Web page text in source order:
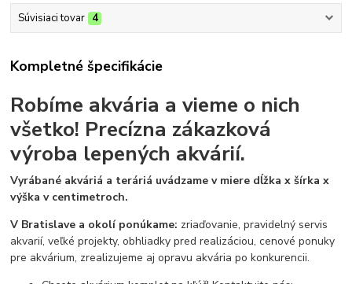
Súvisiaci tovar 4
Kompletné špecifikácie
Robíme akvária a vieme o nich
všetko! Precízna zákazková
výroba lepených akvárií.
Vyrábané akváriá a teráriá uvádzame v miere dĺžka x šírka x
výška v centimetroch.
V Bratislave a okolí ponúkame: zriaďovanie, pravidelný servis
akvarií, veľké projekty, obhliadky pred realizáciou, cenové ponuky
pre akvárium, zrealizujeme aj opravu akvária po konkurencii.